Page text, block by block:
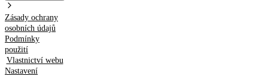
Zásady ochrany
osobních údajů
Podmínky
použití
Vlastnictví webu
Nastavení